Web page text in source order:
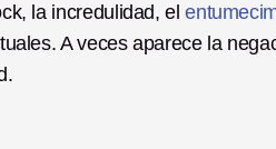
la incredulidad, el
A veces aparece la